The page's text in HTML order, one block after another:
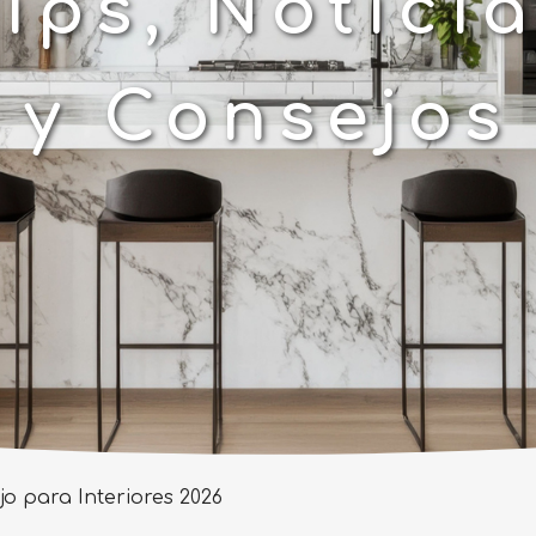
y Consejos